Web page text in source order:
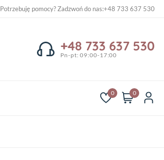
Potrzebuję pomocy? Zadzwoń do nas:+48 733 637 530
+48 733 637 530
Pn-pt: 09:00-17:00
0 0